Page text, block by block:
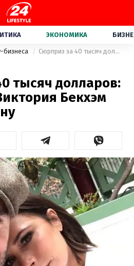
ЭКОНОМИКА
бизнеса Сюрприз за 40 тысяч долларов: что Дэвид и Виктория Бекхэм подарили сыну
тысяч долларов:
Бекхэм